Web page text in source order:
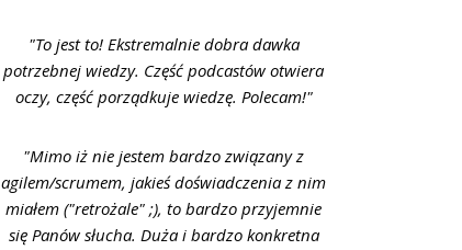
"To jest to! Ekstremalnie dobra dawka
potrzebnej wiedzy. Część podcastów otwiera
oczy, część porządkuje wiedzę. Polecam!"
"Mimo iż nie jestem bardzo związany z
agilem/scrumem, jakieś doświadczenia z nim
miałem ("retrożale" ;), to bardzo przyjemnie
się Panów słucha. Duża i bardzo konkretna